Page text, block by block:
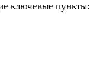
ключевые пункты: